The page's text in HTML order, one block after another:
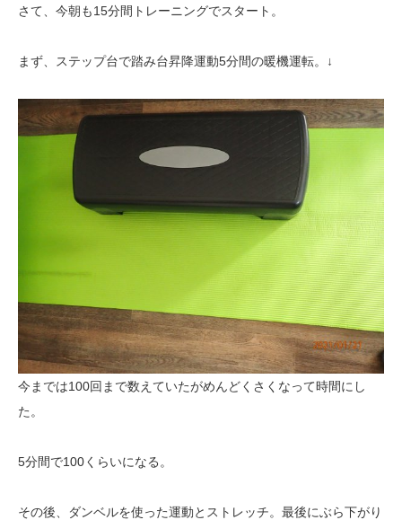
さて、今朝も15分間トレーニングでスタート。
まず、ステップ台で踏み台昇降運動5分間の暖機運転。↓
今までは100回まで数えていたがめんどくさくなって時間にし
た。
5分間で100くらいになる。
その後、ダンベルを使った運動とストレッチ。最後にぶら下がり